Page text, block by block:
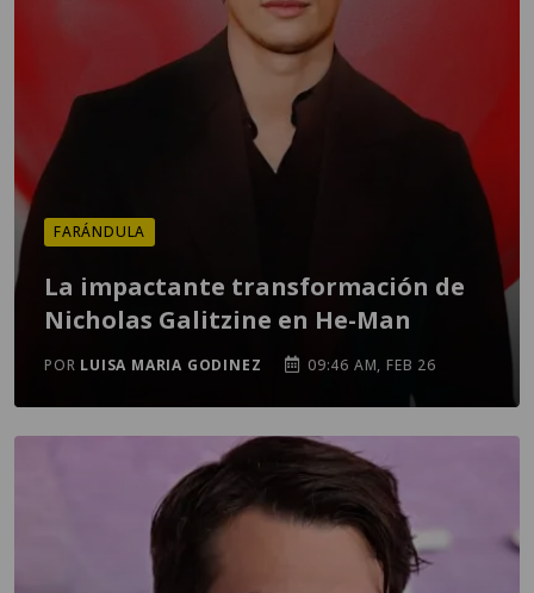
FARÁNDULA
La impactante transformación de
Nicholas Galitzine en He-Man
POR LUISA MARIA GODINEZ 09:46 AM, FEB 26